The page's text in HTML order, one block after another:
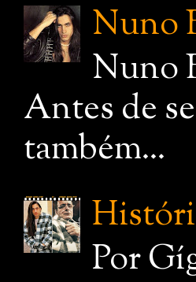
Nuno
Nuno
Antes de
também...
Por